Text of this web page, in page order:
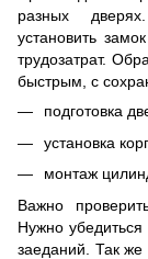
разных
установить
трудозатрат.
быстрым, с
подготовка
установка
монтаж
Важно
Нужно
заеданий. Так же